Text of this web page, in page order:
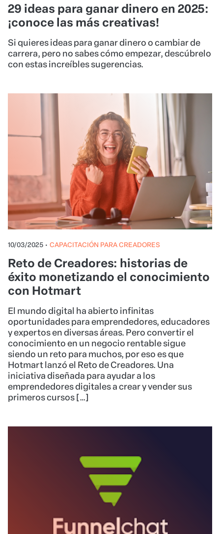
29 ideas para ganar dinero en 2025:
¡conoce las más creativas!
Si quieres ideas para ganar dinero o cambiar de
carrera, pero no sabes cómo empezar, descúbrelo
con estas increíbles sugerencias.
10/03/2025 • CAPACITACIÓN PARA CREADORES
Reto de Creadores: historias de
éxito monetizando el conocimiento
con Hotmart
El mundo digital ha abierto infinitas
oportunidades para emprendedores, educadores
y expertos en diversas áreas. Pero convertir el
conocimiento en un negocio rentable sigue
siendo un reto para muchos, por eso es que
Hotmart lanzó el Reto de Creadores. Una
iniciativa diseñada para ayudar a los
emprendedores digitales a crear y vender sus
primeros cursos […]